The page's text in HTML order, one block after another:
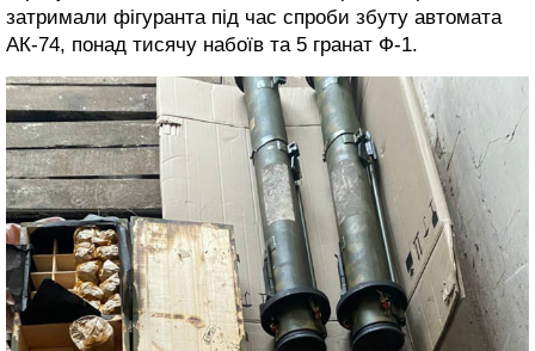
затримали фігуранта під час спроби збуту автомата
АК-74, понад тисячу набоїв та 5 гранат Ф-1.